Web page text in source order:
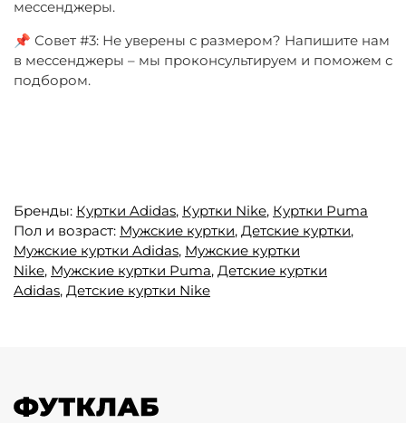
мессенджеры.
📌 Совет #3: Не уверены с размером? Напишите нам
в мессенджеры – мы проконсультируем и поможем с
подбором.
Бренды: Куртки Adidas, Куртки Nike, Куртки Puma
Пол и возраст: Мужские куртки, Детские куртки,
Мужские куртки Adidas, Мужские куртки
Nike, Мужские куртки Puma, Детские куртки
Adidas, Детские куртки Nike